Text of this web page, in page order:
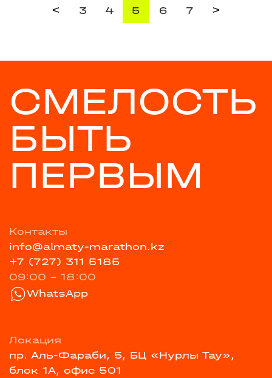
< 3 4 5 6 7 >
СМЕЛОСТЬ
БЫТЬ
ПЕРВЫМ
Контакты
info@almaty-marathon.kz
+7 (727) 311 5185
09:00 - 18:00
WhatsApp
Локация
пр. Аль-Фараби, 5, БЦ «Нурлы Тау»,
блок 1А, офис 501